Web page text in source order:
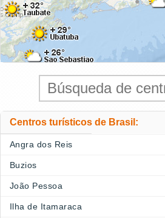
Centros turísticos de Brasil:
Angra dos Reis
Buzios
João Pessoa
Ilha de Itamaraca